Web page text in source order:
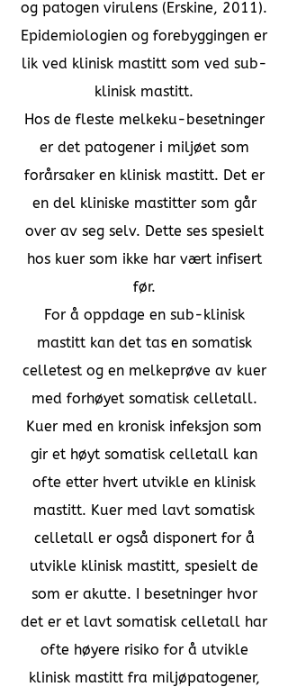
og patogen virulens (Erskine, 2011).
Epidemiologien og forebyggingen er
lik ved klinisk mastitt som ved sub-
klinisk mastitt.
Hos de fleste melkeku-besetninger
er det patogener i miljøet som
forårsaker en klinisk mastitt. Det er
en del kliniske mastitter som går
over av seg selv. Dette ses spesielt
hos kuer som ikke har vært infisert
før.
For å oppdage en sub-klinisk
mastitt kan det tas en somatisk
celletest og en melkeprøve av kuer
med forhøyet somatisk celletall.
Kuer med en kronisk infeksjon som
gir et høyt somatisk celletall kan
ofte etter hvert utvikle en klinisk
mastitt. Kuer med lavt somatisk
celletall er også disponert for å
utvikle klinisk mastitt, spesielt de
som er akutte. I besetninger hvor
det er et lavt somatisk celletall har
ofte høyere risiko for å utvikle
klinisk mastitt fra miljøpatogener,